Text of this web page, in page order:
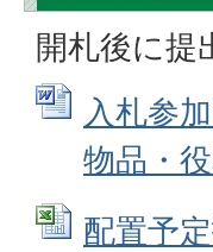
開札後に提
入札参
物品・
配置予